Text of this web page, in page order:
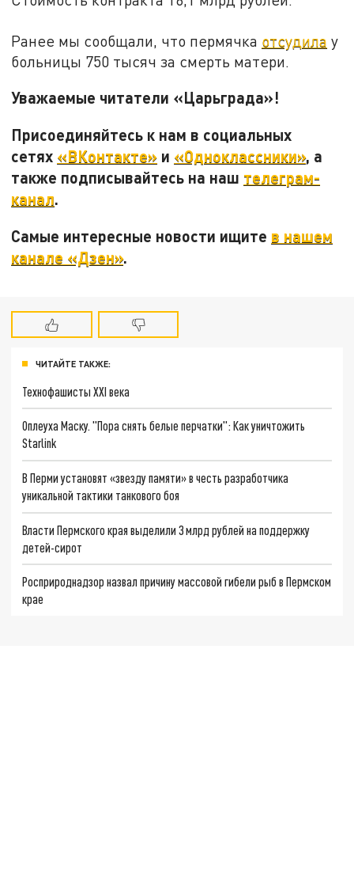
Ранее мы сообщали, что пермячка отсудила у
больницы 750 тысяч за смерть матери.
Уважаемые читатели «Царьграда»!
Присоединяйтесь к нам в социальных
сетях «ВКонтакте» и «Одноклассники», а
также подписывайтесь на наш телеграм-
канал.
Самые интересные новости ищите в нашем
канале «Дзен».
ЧИТАЙТЕ ТАКЖЕ:
Технофашисты XXI века
Оплеуха Маску. "Пора снять белые перчатки": Как уничтожить
Starlink
В Перми установят «звезду памяти» в честь разработчика
уникальной тактики танкового боя
Власти Пермского края выделили 3 млрд рублей на поддержку
детей-сирот
Росприроднадзор назвал причину массовой гибели рыб в Пермском
крае